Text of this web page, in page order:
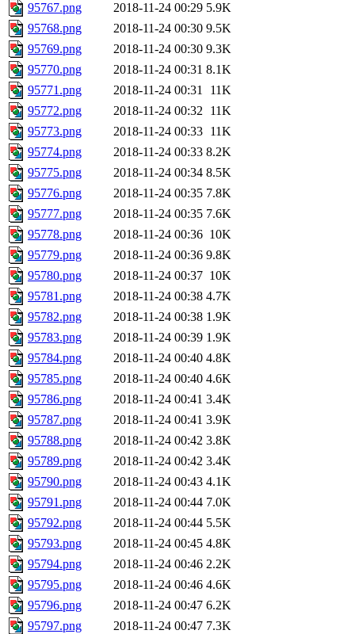
95767.png
2018-11-24 00:29 5.9K
95768.png
2018-11-24 00:30 9.5K
95769.png
2018-11-24 00:30 9.3K
95770.png
2018-11-24 00:31 8.1K
95771.png
2018-11-24 00:31
11K
95772.png
2018-11-24 00:32 11K
95773.png
2018-11-24 00:33 11K
95774.png
2018-11-24 00:33 8.2K
95775.png
2018-11-24 00:34 8.5K
95776.png
2018-11-24 00:35 7.8K
95777.png
2018-11-24 00:35 7.6K
95778.png
2018-11-24 00:36 10K
95779.png
2018-11-24 00:36 9.8K
95780.png
2018-11-24 00:37 10K
95781.png
2018-11-24 00:38 4.7K
95782.png
2018-11-24 00:38 1.9K
95783.png
2018-11-24 00:39 1.9K
95784.png
2018-11-24 00:40 4.8K
95785.png
2018-11-24 00:40 4.6K
95786.png
2018-11-24 00:41 3.4K
95787.png
2018-11-24 00:41 3.9K
95788.png
2018-11-24 00:42 3.8K
95789.png
2018-11-24 00:42 3.4K
95790.png
2018-11-24 00:43 4.1K
95791.png
2018-11-24 00:44 7.0K
95792.png
2018-11-24 00:44 5.5K
95793.png
2018-11-24 00:45 4.8K
95794.png
2018-11-24 00:46 2.2K
95795.png
2018-11-24 00:46 4.6K
95796.png
2018-11-24 00:47 6.2K
95797.png
2018-11-24 00:47 7.3K